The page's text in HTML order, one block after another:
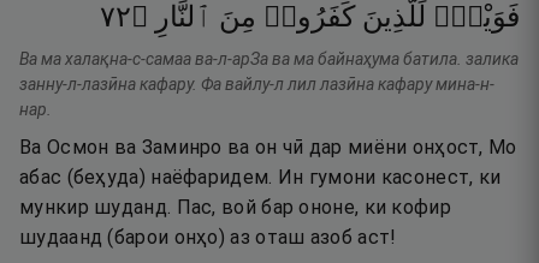
فَوَيْلٌۭ لِّلَّذِينَ كَفَرُوا۟ مِنَ ٱلنَّارِ ۝٢٧
Ва ма халақна-с-самаа ва-л-арЗа ва ма байнаҳума батила. залика
занну-л-лазӣна кафару. Фа вайлу-л лил лазӣна кафару мина-н-
нар.
Ва Осмон ва Заминро ва он чӣ дар миёни онҳост, Мо
абас (беҳуда) наёфаридем. Ин гумони касонест, ки
мункир шуданд. Пас, вой бар ононе, ки кофир
шудаанд (барои онҳо) аз оташ азоб аст!